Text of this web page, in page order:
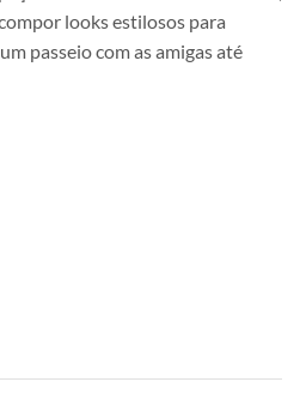
looks estilosos para
passeio com as amigas até